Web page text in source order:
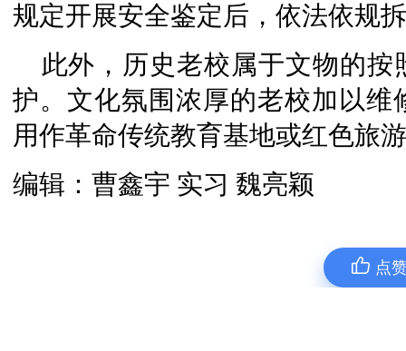
规定开展安全鉴定后，依法依规
此外，历史老校属于文物的
护。文化氛围浓厚的老校加以
用作革命传统教育基地或红色旅
编辑：曹鑫宇 实习 魏亮颖
点